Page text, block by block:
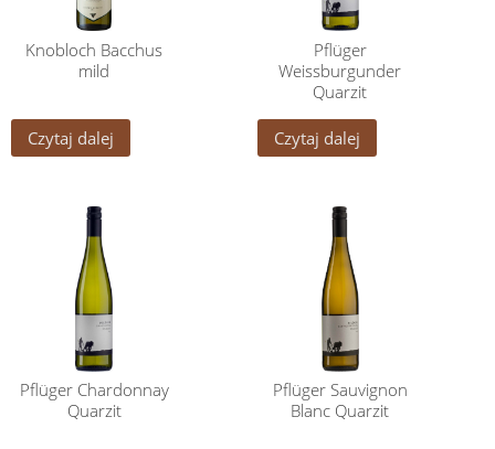
Knobloch Bacchus
mild
Czytaj dalej
Pflüger
Weissburgunder
Quarzit
Czytaj dalej
Pflüger Chardonnay
Quarzit
Pflüger Sauvignon
Blanc Quarzit